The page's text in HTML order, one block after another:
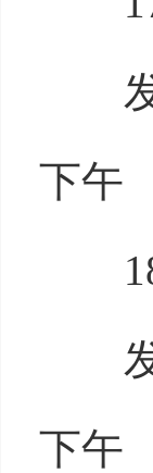
发
下午
18
发
下午